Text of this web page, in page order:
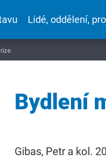
Lidé, oddělení,
Bydlení
Gibas, Petr a kol.